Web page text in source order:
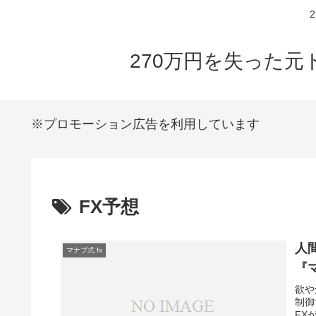
270万円を失った元
※プロモーション広告を利用しています
FX予想
マナブ式 fx
人
欲
制